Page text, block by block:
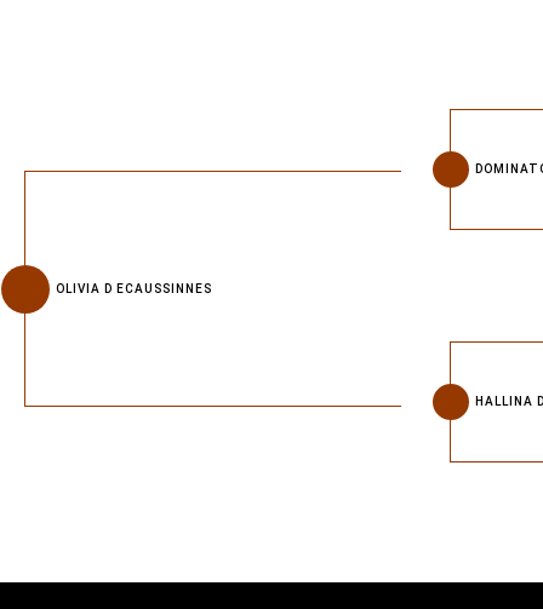
OLIVIA D ECAUSSINNES
HALLINA